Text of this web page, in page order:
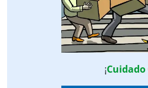
¡Cuidado